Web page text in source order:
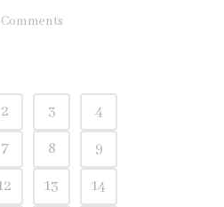
2 3
4
7 8
9
13
14